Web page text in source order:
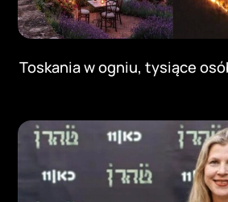
Toskania w ogniu, tysiące